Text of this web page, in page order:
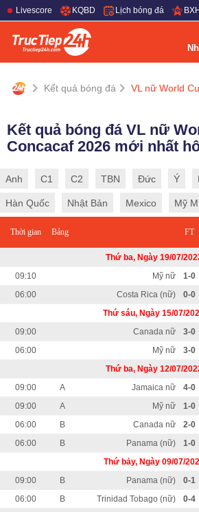
Livescore KQBD Lịch bóng đá BXH
Kết quả bóng đá VL nữ World
Kết quả bóng đá VL nữ
Concacaf 2026 mới nhất
Anh C1 C2 TBN Đức Ý
Hàn Quốc Nhật Bản Mexico Mỹ
Thời gian Bảng FT
Thứ ba, Ngày 19/07/
09:10
Mỹ nữ 1-0
06:00
Costa Rica (nữ) 0-0
Thứ sáu, Ngày 15/07/
09:00
Canada nữ 3-0
06:00
Mỹ nữ 3-0
Thứ ba, Ngày 12/07/
09:00
A Jamaica nữ 4-0
09:00
A Mỹ nữ 1-0
06:00
B Canada nữ 2-0
06:00
B Panama (nữ) 1-0
Thứ bảy, Ngày 09/07/
09:00
B Panama (nữ) 0-1
06:00
B Trinidad Tobago (nữ) 0-4